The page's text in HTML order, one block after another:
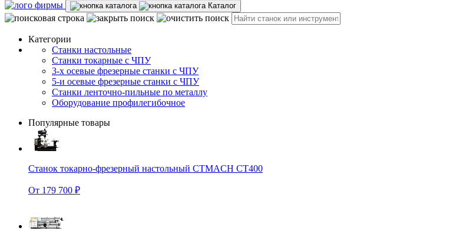
Каталог
Категории
Станки настольные
Станки токарные с ЧПУ
3-х осевые фрезерные станки с ЧПУ
5-и осевые фрезерные станки с ЧПУ
Станки ленточно-пильные по металлу
Оборудование профилегибочное
Популярные товары
Станок токарно-фрезерный настольный CTMACH CT400
От 179 700 ₽